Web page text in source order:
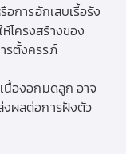
อการอักเสบเรื้อรัง
โครงสร้างของ
รตั้งครรภ์
นื้องอกมดลูก อาจ
งผลต่อการฝังตัว